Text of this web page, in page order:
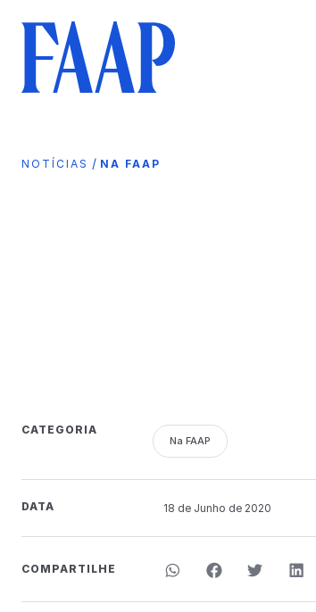
NOTÍCIAS / NA FAAP
CATEGORIA
Na FAAP
DATA 18 de Junho de 2020
COMPARTILHE